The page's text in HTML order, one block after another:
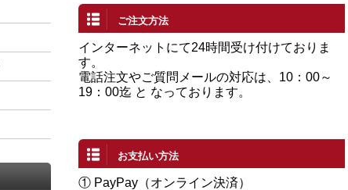
ご注文方法
インターネットにて24時間受け付けておりま
す。
電話注文やご質問メールの対応は、10：00～
19：00迄 と なっております。
お支払い方法
① PayPay（オンライン決済）